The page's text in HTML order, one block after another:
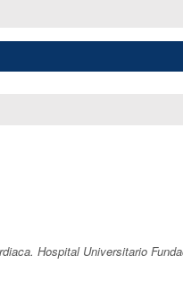
Hospital Universitario